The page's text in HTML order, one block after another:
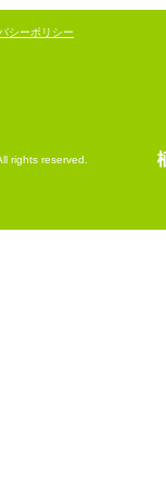
シーポリシー
rights reserved.